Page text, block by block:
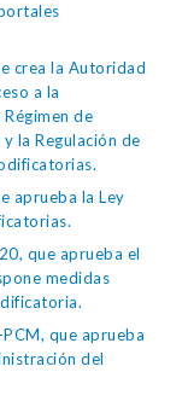
crea la Autoridad
a la
de
la Regulación de
aprueba la Ley
que aprueba el
medidas
que aprueba
del